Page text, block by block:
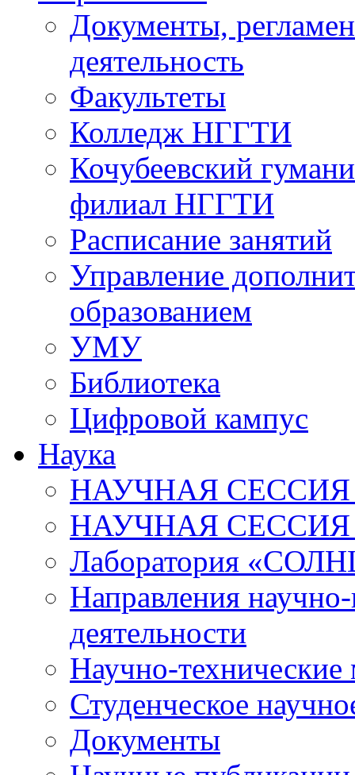
Документы,
деятельность
Факультеты
Колледж НГГТИ
Кочубеевский
филиал НГГТИ
Расписание занятий
Управление
образованием
УМУ
Библиотека
Цифровой кампус
Наука
НАУЧНАЯ СЕССИЯ
НАУЧНАЯ
Лаборатория
Направления научно-
деятельности
Научно-технические
Студенческое
Документы